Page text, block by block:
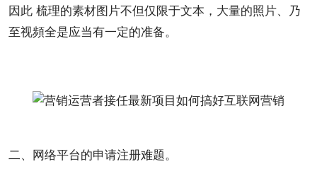
因此 梳理的素材图片不但仅限于文本，大量的照片、乃
至视頻全是应当有一定的准备。
二、网络平台的申请注册难题。